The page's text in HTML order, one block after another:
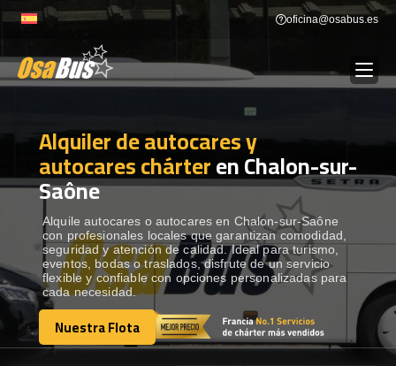
to
oficina@osabus.es
ALQUILER DE AUTOCARES
DESTINOS Show dropdown
RECORRIDAS Show dropdown
FLOTA
Alquiler de autocares y
autocares chárteren Chalon-sur-
Saône
Alquile autocares o autocares en Chalon-sur-Saône
con profesionales locales que garantizan comodidad,
seguridad y atención de calidad. Ideal para turismo,
eventos, bodas o traslados, disfrute de un servicio
flexible y confiable con opciones personalizadas para
cada necesidad.
Nuestra Flota
Nuestra Flota